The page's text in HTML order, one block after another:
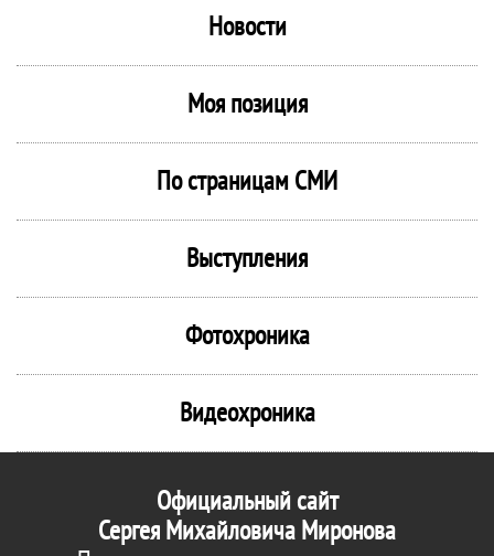
Новости
Моя позиция
По страницам СМИ
Выступления
Фотохроника
Видеохроника
Официальный сайт
Сергея Михайловича Миронова